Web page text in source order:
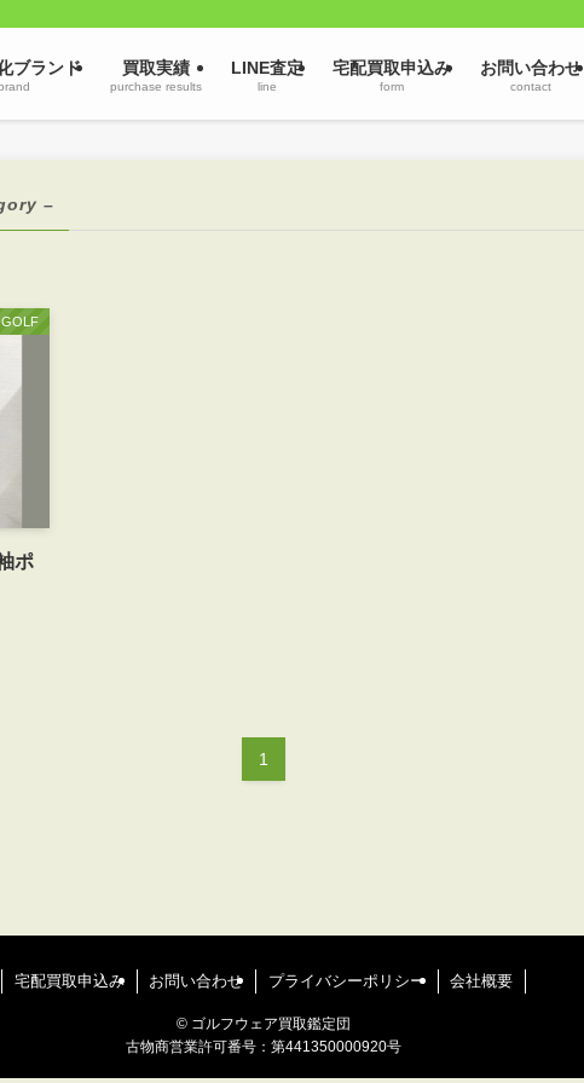
ブランド 買取実績
purchase results
LINE査定
line
宅配買取申込み
form
お問い合わせ
contact
–
GOLF
ポ
1
宅配買取申込み お問い合わせ プライバシーポリシー 会社概要
© ゴルフウェア買取鑑定団
古物商営業許可番号：第441350000920号